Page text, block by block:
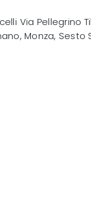
Via Pellegrino
Monza, Sesto